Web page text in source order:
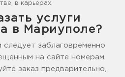
в карьерах.
услуги
в Мариуполе?
следует заблаговременно
на сайте номерам
заказ предварительно,